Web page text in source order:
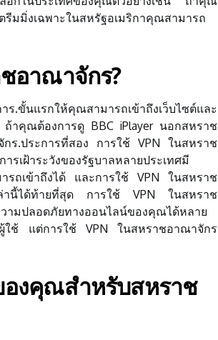
มมิ่งเฉพาะในสหรัฐอเมริกาคุณสามารถ
อาณาจักร?
ขั้นแรกให้คุณสามารถเข้าถึงเว็บไซต์และ
าคุณต้องการดู BBC iPlayer นอกสหราช
.ประการที่สอง การใช้ VPN ในสหราช
รเฝ้าระวังของรัฐบาลหลายประเทศมี
ารถเข้าถึงได้ และการใช้ VPN ในสหราช
ล่านี้ได้ท้ายที่สุด การใช้ VPN ในสหราช
ามปลอดภัยทางออนไลน์ของคุณได้หลาย
ใช้ แต่การใช้ VPN ในสหราชอาณาจักร
องคุณสำหรับสหราช